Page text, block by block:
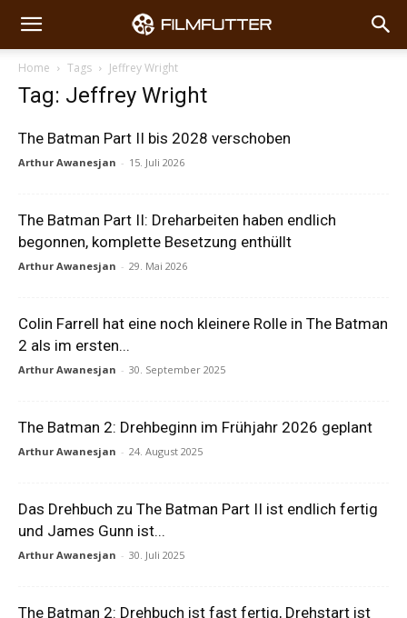
Home Tags Jeffrey Wright
Tag: Jeffrey Wright
The Batman Part II bis 2028 verschoben
Arthur Awanesjan - 15. Juli 2026
The Batman Part II: Dreharbeiten haben endlich
begonnen, komplette Besetzung enthüllt
Arthur Awanesjan - 29. Mai 2026
Colin Farrell hat eine noch kleinere Rolle in The Batman
2 als im ersten...
Arthur Awanesjan - 30. September 2025
The Batman 2: Drehbeginn im Frühjahr 2026 geplant
Arthur Awanesjan - 24. August 2025
Das Drehbuch zu The Batman Part II ist endlich fertig
und James Gunn ist...
Arthur Awanesjan - 30. Juli 2025
The Batman 2: Drehbuch ist fast fertig, Drehstart ist